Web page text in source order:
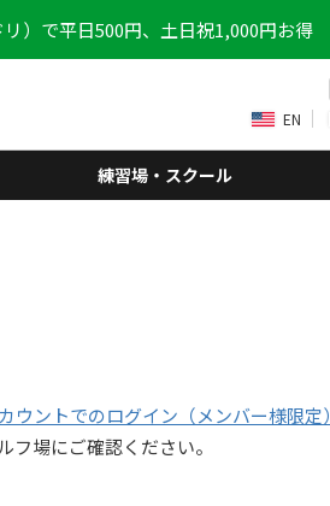
）で平日500円、土日祝1,000円お得
EN
練習場・スクール
ウントでのログイン（メンバー様限定）
場にご確認ください。